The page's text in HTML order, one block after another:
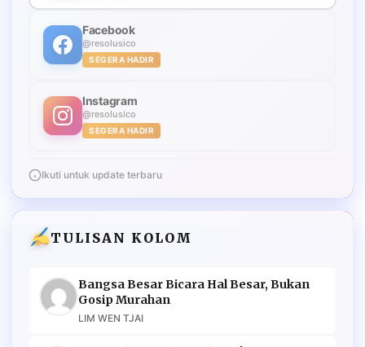
Facebook
@resolusico
SEGERA HADIR
Instagram
@resolusico
SEGERA HADIR
Ikuti untuk update terbaru
TULISAN KOLOM
Bangsa Besar Bicara Hal Besar, Bukan
Gosip Murahan
LIM WEN TJAI